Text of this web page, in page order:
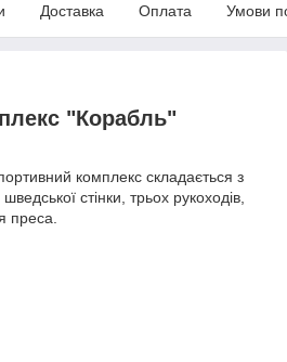
Доставка Оплата Умови
"Корабль"
комплекс складається з
стінки, трьох рукоходів,
преса.